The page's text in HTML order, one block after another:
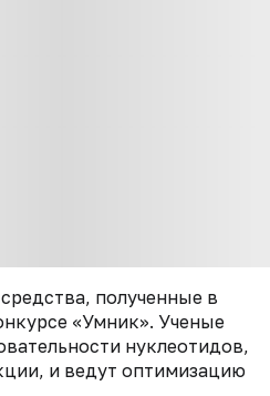
полученные в
«Умник». Ученые
нуклеотидов,
и ведут оптимизацию